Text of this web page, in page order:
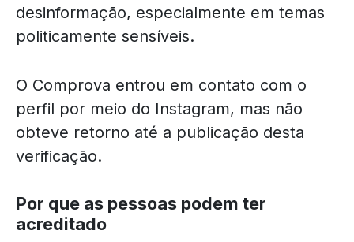
desinformação, especialmente em temas
politicamente sensíveis.
O Comprova entrou em contato com o
perfil por meio do Instagram, mas não
obteve retorno até a publicação desta
verificação.
Por que as pessoas podem ter
acreditado